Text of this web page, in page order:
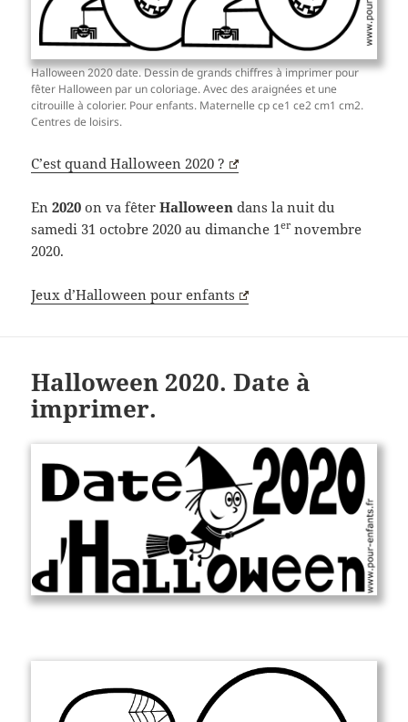
Halloween 2020 date. Dessin de grands chiffres à imprimer pour
fêter Halloween par un coloriage. Avec des araignées et une
citrouille à colorier. Pour enfants. Maternelle cp ce1 ce2 cm1 cm2.
Centres de loisirs.
C’est quand Halloween 2020 ?
En2020 on va fêterHalloween dans la nuit du
samedi 31 octobre 2020 au dimanche 1er novembre
2020.
Jeux d’Halloween pour enfants
Halloween 2020. Date à
imprimer.